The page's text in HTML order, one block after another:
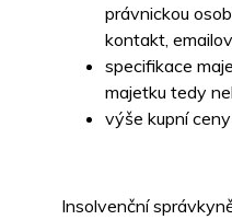
právnickou
kontakt,
specifikace
majetku tedy
výše kupní
Insolvenční